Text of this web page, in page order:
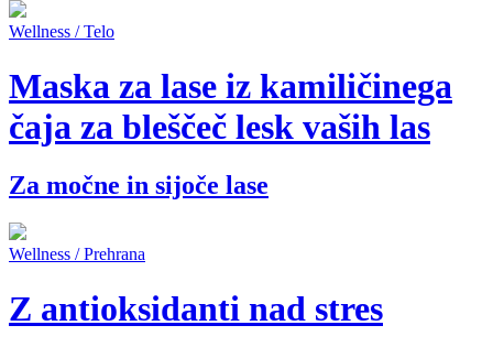
Wellness / Telo
Maska za lase iz kamiličinega
čaja za bleščeč lesk vaših las
Za močne in sijoče lase
Wellness / Prehrana
Z antioksidanti nad stres